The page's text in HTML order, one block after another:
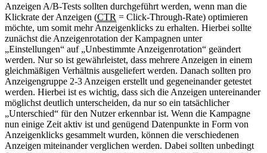
Anzeigen A/B-Tests sollten durchgeführt werden, wenn man die
Klickrate der Anzeigen (CTR = Click-Through-Rate) optimieren
möchte, um somit mehr Anzeigenklicks zu erhalten. Hierbei sollte
zunächst die Anzeigenrotation der Kampagnen unter
„Einstellungen“ auf „Unbestimmte Anzeigenrotation“ geändert
werden. Nur so ist gewährleistet, dass mehrere Anzeigen in einem
gleichmäßigen Verhältnis ausgeliefert werden. Danach sollten pro
Anzeigengruppe 2-3 Anzeigen erstellt und gegeneinander getestet
werden. Hierbei ist es wichtig, dass sich die Anzeigen untereinander
möglichst deutlich unterscheiden, da nur so ein tatsächlicher
„Unterschied“ für den Nutzer erkennbar ist. Wenn die Kampagne
nun einige Zeit aktiv ist und genügend Datenpunkte in Form von
Anzeigenklicks gesammelt wurden, können die verschiedenen
Anzeigen miteinander verglichen werden. Dabei sollten unbedingt